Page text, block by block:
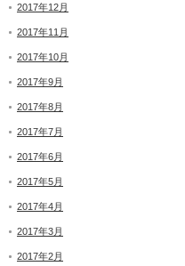
2017年12月
2017年11月
2017年10月
2017年9月
2017年8月
2017年7月
2017年6月
2017年5月
2017年4月
2017年3月
2017年2月